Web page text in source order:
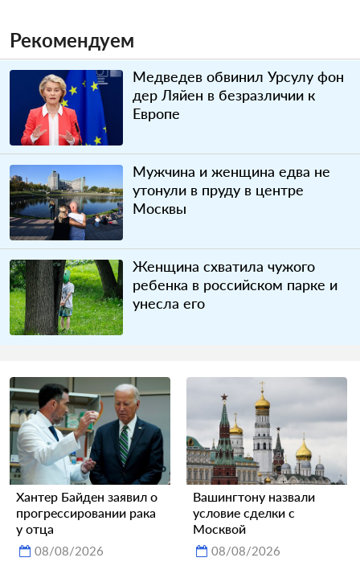
Рекомендуем
Медведев обвинил Урсулу фон
дер Ляйен в безразличии к
Европе
Мужчина и женщина едва не
утонули в пруду в центре
Москвы
Женщина схватила чужого
ребенка в российском парке и
унесла его
Хантер Байден заявил о
прогрессировании рака
у отца
08/08/2026
Вашингтону назвали
условие сделки с
Москвой
08/08/2026